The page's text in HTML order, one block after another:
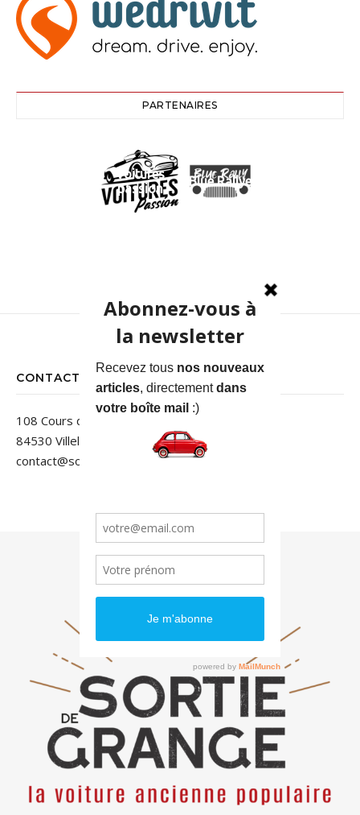
PARTENAIRES
Voitures
passion
Blue Rallye
CONTACT
108 Cours des Jardins
84530 Villelaure
contact@sortiedegrange.com